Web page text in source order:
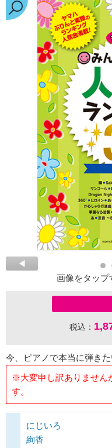
画像をタップ
税込：
今、ピアノで本当に弾き
※大変申し訳ありません
す。
にじいろ
絢香